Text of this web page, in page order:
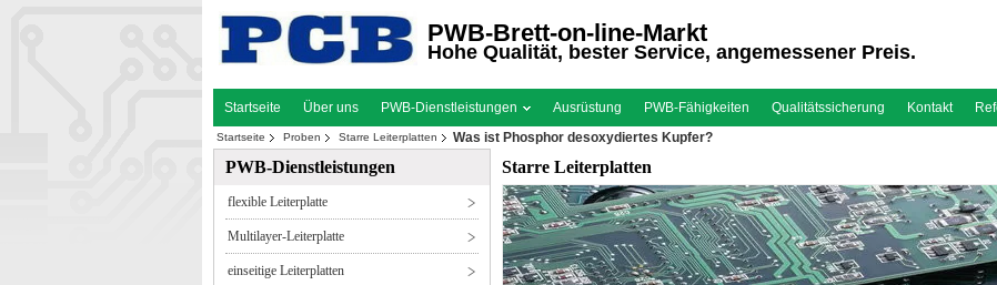
PWB-Brett-on-line-Markt
Hohe Qualität, bester Service, angemessener Preis.
Startseite Über uns PWB-Dienstleistungen Ausrüstung PWB-Fähigkeiten Qualitätssicherung Kontakt
Startseite Proben Starre Leiterplatten Was ist Phosphor desoxydiertes Kupfer?
PWB-Dienstleistungen
flexible Leiterplatte
Multilayer-Leiterplatte
einseitige Leiterplatten
Starre Leiterplatten